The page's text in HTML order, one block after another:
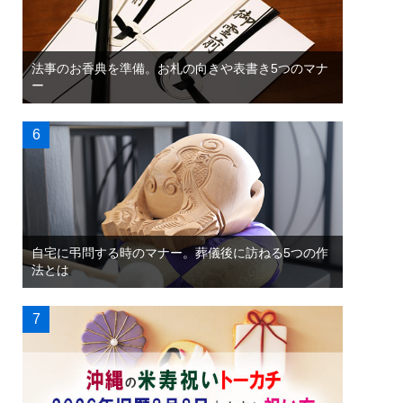
法事のお香典を準備。お札の向きや表書き5つのマナ
ー
自宅に弔問する時のマナー。葬儀後に訪ねる5つの作
法とは